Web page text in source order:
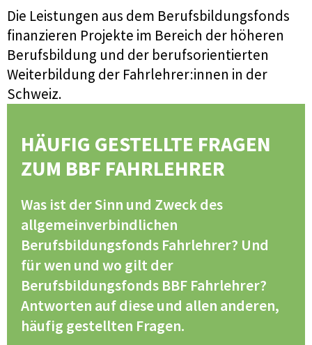
Die Leistungen aus dem Berufsbildungsfonds
finanzieren Projekte im Bereich der höheren
Berufsbildung und der berufsorientierten
Weiterbildung der Fahrlehrer:innen in der
Schweiz.
HÄUFIG GESTELLTE FRAGEN
ZUM BBF FAHRLEHRER
Was ist der Sinn und Zweck des
allgemeinverbindlichen
Berufsbildungsfonds Fahrlehrer? Und
für wen und wo gilt der
Berufsbildungsfonds BBF Fahrlehrer?
Antworten auf diese und allen anderen,
häufig gestellten Fragen.